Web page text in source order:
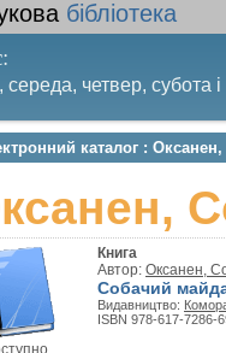
бібліотека
середа, четвер, субота
Останній четвер
каталог :
Книга
Автор: Оксанен,
Собачий
Видавництво:
ISBN 978-617-7286-